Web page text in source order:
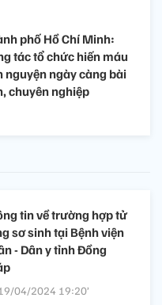
phố Hồ Chí Minh:
tác tổ chức hiến máu
nguyện ngày càng bài
chuyên nghiệp
tin về trường hợp tử
sơ sinh tại Bệnh viện
- Dân y tỉnh Đồng
04/2024 19:20’